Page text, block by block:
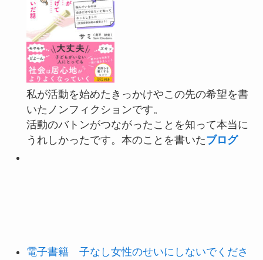
私が活動を始めたきっかけやこの先の希望を書
いたノンフィクションです。
活動のバトンがつながったことを知って本当に
うれしかったです。本のことを書いたブログ
電子書籍 子なし女性のせいにしないでくださ